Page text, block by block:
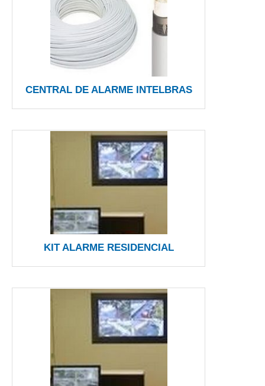
CENTRAL DE ALARME INTELBRAS
KIT ALARME RESIDENCIAL